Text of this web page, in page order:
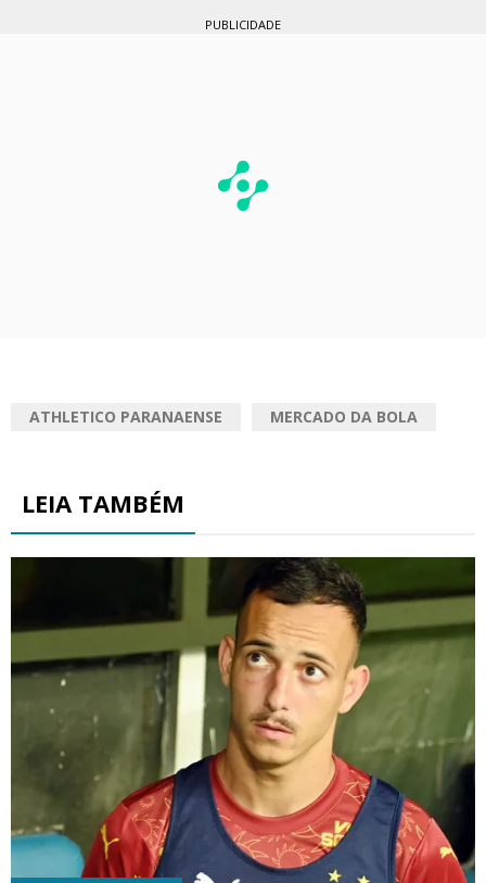
PUBLICIDADE
ATHLETICO PARANAENSE MERCADO DA BOLA
LEIA TAMBÉM